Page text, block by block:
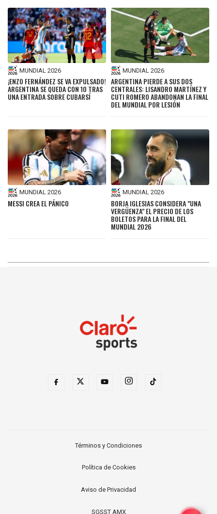
MUNDIAL 2026
¡ENZO FERNÁNDEZ SE VA EXPULSADO!
ARGENTINA SE QUEDA CON 10 TRAS
UNA ENTRADA SOBRE CUBARSÍ
MUNDIAL 2026
ARGENTINA PIERDE A SUS DOS
CENTRALES: LISANDRO MARTÍNEZ Y
CUTI ROMERO ABANDONAN LA FINAL
DEL MUNDIAL POR LESIÓN
MUNDIAL 2026
MESSI CREA EL PÁNICO
MUNDIAL 2026
BORJA IGLESIAS CONSIDERA "UNA
VERGÜENZA" EL PRECIO DE LOS
BOLETOS PARA LA FINAL DEL
MUNDIAL 2026
Términos y Condiciones
Política de Cookies
Aviso de Privacidad
SGSST AMX